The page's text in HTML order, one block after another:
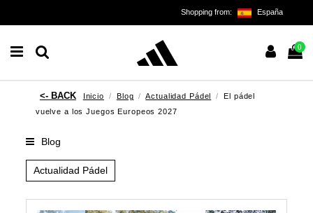
Shopping from: España
0
Inicio Blog Actualidad Pádel
El pádel
vuelve a los Juegos Europeos 2027
Blog
Actualidad Pádel